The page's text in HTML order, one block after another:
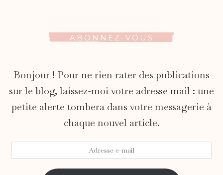
ABONNEZ-VOUS
Bonjour ! Pour ne rien rater des publications
sur le blog, laissez-moi votre adresse mail : une
petite alerte tombera dans votre messagerie à
chaque nouvel article.